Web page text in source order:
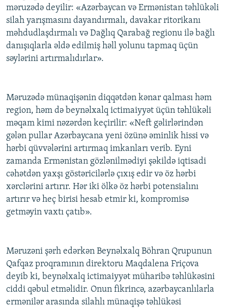
məruzədə deyilir: «Azərbaycan və Ermənistan təhlükəli
silah yarışmasını dayandırmalı, davakar ritorikanı
məhdudlaşdırmalı və Dağlıq Qarabağ regionu ilə bağlı
danışıqlarla əldə edilmiş həll yolunu tapmaq üçün
səylərini artırmalıdırlar».
Məruzədə münaqişənin diqqətdən kənar qalması həm
region, həm də beynəlxalq ictimaiyyət üçün təhlükəli
məqam kimi nəzərdən keçirilir: «Neft gəlirlərindən
gələn pullar Azərbaycana yeni özünə əminlik hissi və
hərbi qüvvələrini artırmaq imkanları verib. Eyni
zamanda Ermənistan gözlənilmədiyi şəkildə iqtisadi
cəhətdən yaxşı göstəricilərlə çıxış edir və öz hərbi
xərclərini artırır. Hər iki ölkə öz hərbi potensialını
artırır və heç birisi hesab etmir ki, kompromisə
getməyin vaxtı çatıb».
Məruzəni şərh edərkən Beynəlxalq Böhran Qrupunun
Qafqaz proqramının direktoru Maqdalena Friçova
deyib ki, beynəlxalq ictimaiyyət müharibə təhlükəsini
ciddi qəbul etməlidir. Onun fikrincə, azərbaycanlılarla
ermənilər arasında silahlı münaqişə təhlükəsi